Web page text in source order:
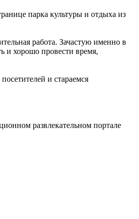
парка культуры и отдыха из
работа. Зачастую именно в
и хорошо провести время,
и стараемся
развлекательном портале